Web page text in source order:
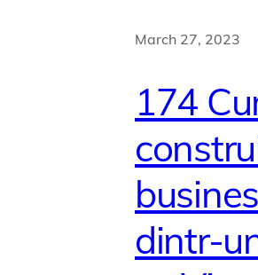
March 27, 2023
174
dintr-